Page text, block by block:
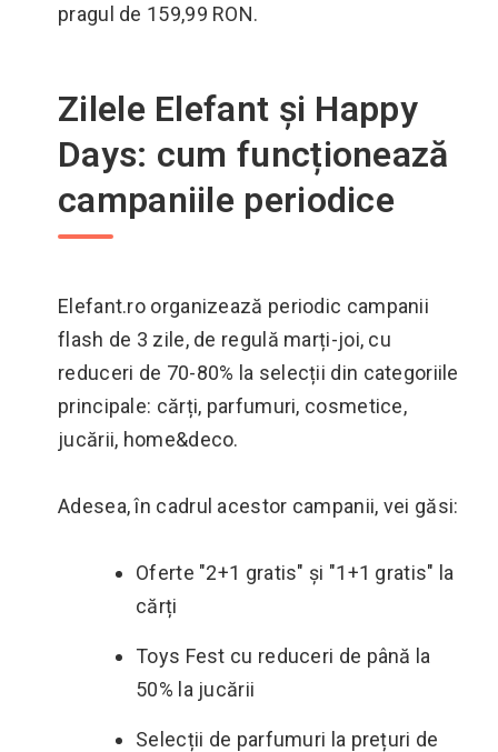
pragul de 159,99 RON.
Zilele Elefant și Happy
Days: cum funcționează
campaniile periodice
Elefant.ro organizează periodic campanii
flash de 3 zile, de regulă marți-joi, cu
reduceri de 70-80% la selecții din categoriile
principale: cărți, parfumuri, cosmetice,
jucării, home&deco.
Adesea, în cadrul acestor campanii, vei găsi:
Oferte "2+1 gratis" și "1+1 gratis" la
cărți
Toys Fest cu reduceri de până la
50% la jucării
Selecții de parfumuri la prețuri de